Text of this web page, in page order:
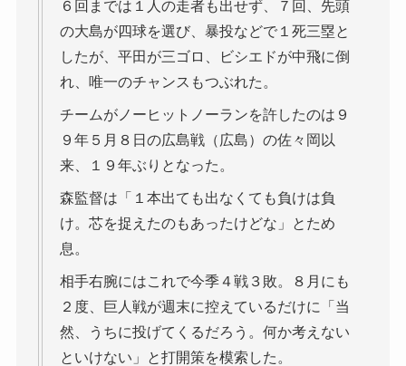
６回までは１人の走者も出せず、７回、先頭
の大島が四球を選び、暴投などで１死三塁と
したが、平田が三ゴロ、ビシエドが中飛に倒
れ、唯一のチャンスもつぶれた。
チームがノーヒットノーランを許したのは９
９年５月８日の広島戦（広島）の佐々岡以
来、１９年ぶりとなった。
森監督は「１本出ても出なくても負けは負
け。芯を捉えたのもあったけどな」とため
息。
相手右腕にはこれで今季４戦３敗。８月にも
２度、巨人戦が週末に控えているだけに「当
然、うちに投げてくるだろう。何か考えない
といけない」と打開策を模索した。